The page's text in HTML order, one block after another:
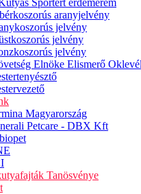
Sportért érdemérem
aranyjelvény
jelvény
jelvény
jelvény
Elnöke Elismerő Oklevél
Magyarország
Petcare - DBX Kft
Tanösvénye